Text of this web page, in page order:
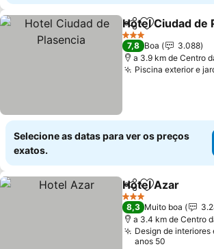
PartilharAdicionar
Hotel Ciudad de
3 Estrelas
7,8 Boa
3.088
a 3.9 km de Centro
Piscina exterior e
Selecione as datas para ver os preços
exatos.
PartilharAdicionar
Hotel Azar
3 Estrelas
8,3 Muito boa
a 3.4 km de Centro
Design de
anos 50